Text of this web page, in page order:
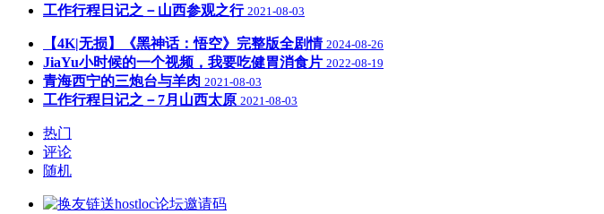
工作行程日记之－山西参观之行 2021-08-03
【4K|无损】《黑神话：悟空》完整版全剧情 2024-08-26
JiaYu小时候的一个视频，我要吃健胃消食片 2022-08-19
青海西宁的三炮台与羊肉 2021-08-03
工作行程日记之－7月山西太原 2021-08-03
热门
评论
随机